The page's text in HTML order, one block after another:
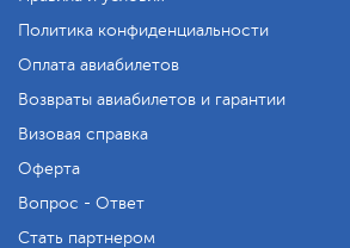
Политика конфиденциальности
Оплата авиабилетов
Возвраты авиабилетов и гарантии
Визовая справка
Оферта
Вопрос - Ответ
Стать партнером